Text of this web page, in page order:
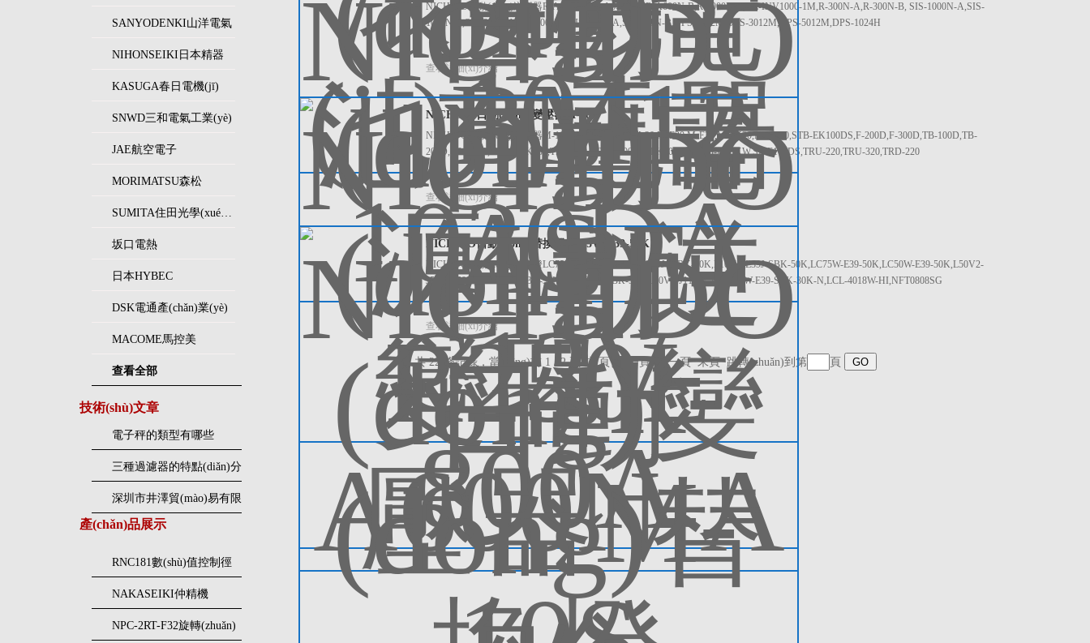
SANYODENKI山洋電氣
NIHONSEIKI日本精器
KASUGA春日電機(jī)
SNWD三和電氣工業(yè)
JAE航空電子
MORIMATSU森松
SUMITA住田光學(xué)玻璃
坂口電熱
日本HYBEC
DSK電通產(chǎn)業(yè)
MACOME馬控美
查看全部
技術(shù)文章
電子秤的類型有哪些
三種過濾器的特點(diǎn)分
別有哪些？
深圳市井澤貿(mào)易有限
公司特殊照明熒光燈
產(chǎn)品展示
RNC181數(shù)值控制徑
向壓接機(jī)NAKASEIKI
仲精機(jī)
NAKASEIKI仲精機
(jī)RNE081徑向壓接機(jī)
NPC-2RT-F32旋轉(zhuǎn)
NICHIDO日動(dòng)逆變器R-A600N-A R-A600N-A,R-A600N-B,R-1000N-B,NE-INV1000-1M,R-300N-A,R-300N-B, SIS-1000N-A,SIS-
1000N-B,SIS-600N-A,SIS-600N-B,SIS-300N-A,SIS-300N-B,DPS-1012M,DPS-3012M,DPS-5012M,DPS-1024H
查看詳細(xì)介紹
NICHIDO日動(dòng)變壓器M-10S
NICHIDO日動(dòng)變壓器M-10S M-10S,M-20S,M-20,M-E20,M-E30,M-EK20,M-EK30,STB-EK100DS,F-200D,F-300D,TB-100D,TB-
200D,TB-300D,NTBO-EK330,TBO-300,FTBO-300,TB-EK300DW,STB-EK5KW,SF-E100DS,TRU-220,TRU-320,TRD-220
查看詳細(xì)介紹
NICHIDO日動(dòng)替換燈LC75W-E39-50K
NICHIDO日動(dòng)替換燈LC75W-E39-50K L100W-E39J-WBK-50K,L100W-E39J-SBK-50K,LC75W-E39-50K,LC50W-E39-50K,L50V2-
J50BK-50K,L50V2-J110BK-30K,L50V2-J110BK-50K,L50V2-J110W-50K,L50W-E39-SBK-30K-N,LCL-4018W-HI,NFT0808SG
查看詳細(xì)介紹
共 22 條記錄，當(dāng)前 1 / 2 頁 首頁 上一頁 下一頁 末頁跳轉(zhuǎn)到第 頁